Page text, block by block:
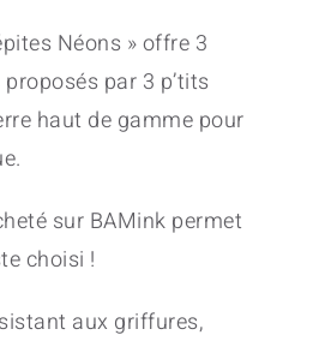
Néons » offre 3
par 3 p’tits
haut de gamme pour
sur BAMink permet
choisi !
aux griffures,